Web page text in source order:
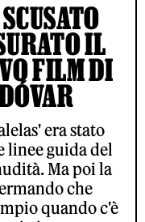
IL
FILM DI
era stato
linee guida del
Ma poi la
che
quando c'è